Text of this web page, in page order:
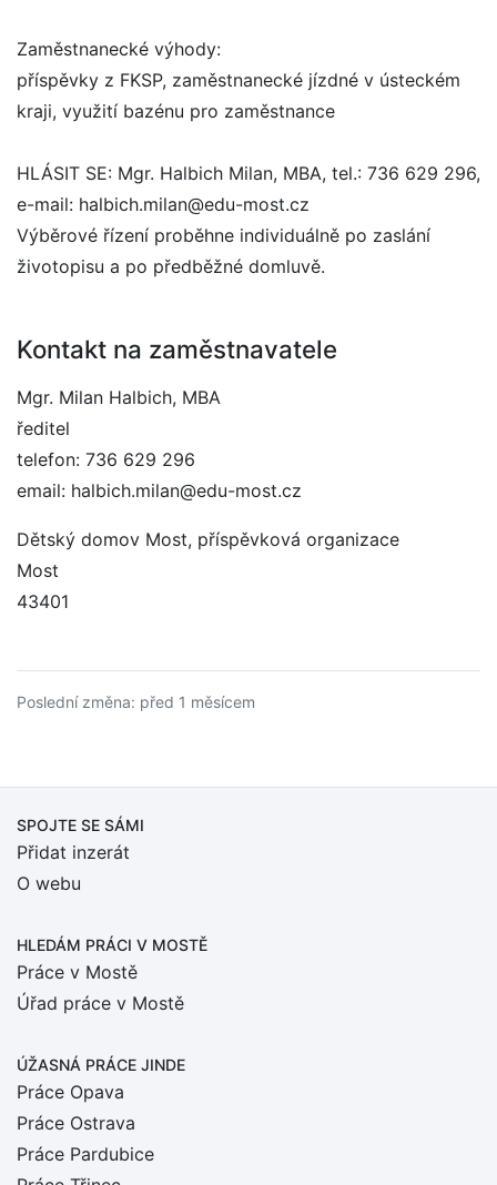
Zaměstnanecké výhody:
příspěvky z FKSP, zaměstnanecké jízdné v ústeckém
kraji, využití bazénu pro zaměstnance
HLÁSIT SE: Mgr. Halbich Milan, MBA, tel.: 736 629 296,
e-mail: halbich.milan@edu-most.cz
Výběrové řízení proběhne individuálně po zaslání
životopisu a po předběžné domluvě.
Kontakt na zaměstnavatele
Mgr. Milan Halbich, MBA
ředitel
telefon: 736 629 296
email: halbich.milan@edu-most.cz
Dětský domov Most, příspěvková organizace
Most
43401
Poslední změna: před 1 měsícem
SPOJTE SE SÁMI
Přidat inzerát
O webu
HLEDÁM PRÁCI V MOSTĚ
Práce v Mostě
Úřad práce v Mostě
ÚŽASNÁ PRÁCE JINDE
Práce Opava
Práce Ostrava
Práce Pardubice